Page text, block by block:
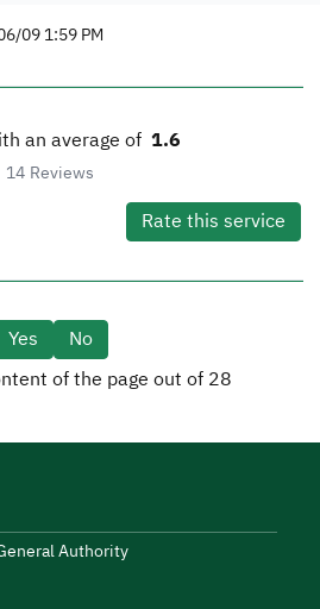
09 1:59 PM
an average of 1.6
14 Reviews
Rate this service
Yes
No
of the page out of 28
Authority